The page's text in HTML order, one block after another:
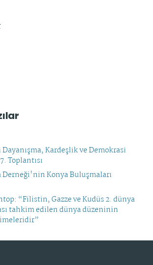
Kardeşlik ve Demokrasi
Toplantısı
Konya Buluşmaları
“Filistin, Gazze ve Kudüs 2. dünya
tahkim edilen dünya düzeninin